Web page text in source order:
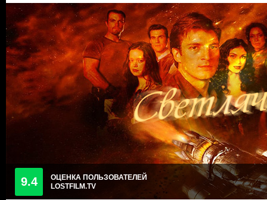
9.4
ОЦЕНКА ПОЛЬЗОВАТЕЛЕЙ
LOSTFILM.TV